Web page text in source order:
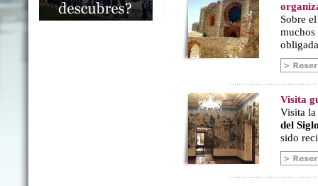
Sobre
Visita
Visita la
del
sido